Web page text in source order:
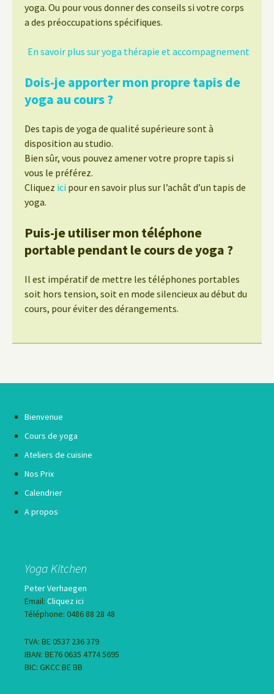
yoga. Ou pour vous donner des conseils si votre corps
a des préoccupations spécifiques.
En savoir plus sur yoga thérapie et accompagnement
Dois-je apporter mon propre tapis de
yoga au cours ?
Des tapis de yoga de qualité supérieure sont à
disposition au studio.
Bien sûr, vous pouvez amener votre propre tapis si
vous le préférez.
Cliquez ici pour en savoir plus sur l’achât d’un tapis de
yoga.
Puis-je utiliser mon téléphone
portable pendant le cours de yoga ?
Il est impératif de mettre les téléphones portables
soit hors tension, soit en mode silencieux au début du
cours, pour éviter des dérangements.
Bienvenue
Cours de yoga
Ateliers de cuisine
Nos Prix
Calendrier
A propos
Yoga Kitchen
Peter Verhaegen
Email: Cliquez ici
Téléphone: 0486 88 28 48
TVA: BE 0537 236 379
IBAN: BE76 0635 4774 5695
BIC: GKCC BE BB